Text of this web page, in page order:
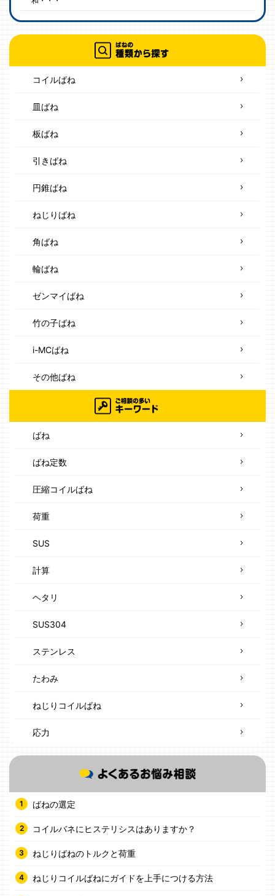
コイルばね
皿ばね
板ばね
引きばね
円錐ばね
ねじりばね
角ばね
輪ばね
ゼンマイばね
竹の子ばね
i-MCばね
その他ばね
ばね
ばね定数
圧縮コイルばね
荷重
SUS
計算
ヘタリ
SUS304
ステンレス
たわみ
ねじりコイルばね
応力
ばねの選定
コイルバネにヒステリシスはありますか？
ねじりばねのトルクと荷重
ねじりコイルばねにガイドを上手につける方法